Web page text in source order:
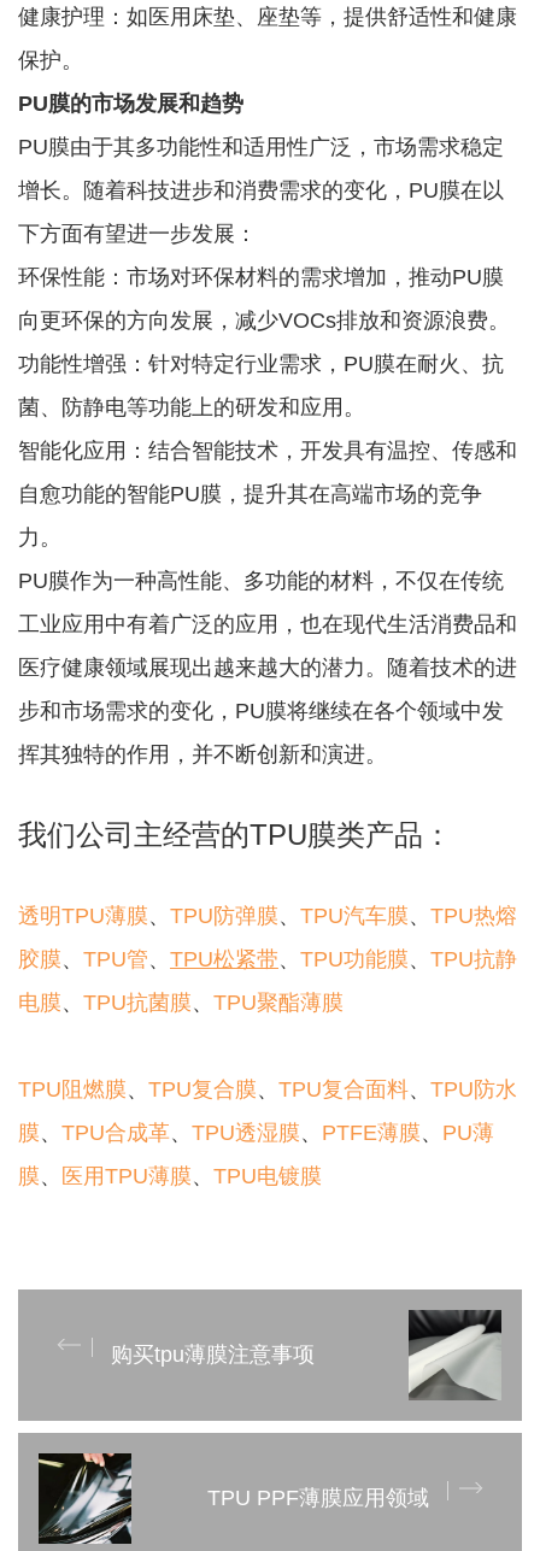
健康护理：如医用床垫、座垫等，提供舒适性和健康
保护。
PU膜的市场发展和趋势
PU膜由于其多功能性和适用性广泛，市场需求稳定
增长。随着科技进步和消费需求的变化，PU膜在以
下方面有望进一步发展：
环保性能：市场对环保材料的需求增加，推动PU膜
向更环保的方向发展，减少VOCs排放和资源浪费。
功能性增强：针对特定行业需求，PU膜在耐火、抗
菌、防静电等功能上的研发和应用。
智能化应用：结合智能技术，开发具有温控、传感和
自愈功能的智能PU膜，提升其在高端市场的竞争
力。
PU膜作为一种高性能、多功能的材料，不仅在传统
工业应用中有着广泛的应用，也在现代生活消费品和
医疗健康领域展现出越来越大的潜力。随着技术的进
步和市场需求的变化，PU膜将继续在各个领域中发
挥其独特的作用，并不断创新和演进。
我们公司主经营的TPU膜类产品：
透明TPU薄膜、 TPU防弹膜、 TPU汽车膜、 TPU热熔
胶膜、 TPU管、 TPU松紧带、 TPU功能膜、 TPU抗静
电膜、 TPU抗菌膜、 TPU聚酯薄膜
TPU阻燃膜、 TPU复合膜、 TPU复合面料、 TPU防水
膜、 TPU合成革、 TPU透湿膜、 PTFE薄膜、 PU薄
膜、 医用TPU薄膜、 TPU电镀膜
购买tpu薄膜注意事项
TPU PPF薄膜应用领域